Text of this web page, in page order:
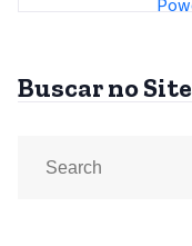
Buscar no Site